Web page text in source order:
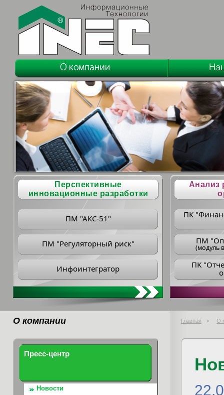
Перспективные
инновационные разработки
ПМ "АКС-51"
ПМ "Регуляторный риск"
Инфоинтегратор
Анализ
ПК
ПM
(модуль
ПK
О компании Главная О
Пресс-центр
Новости